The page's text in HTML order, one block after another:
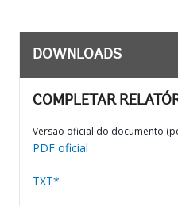
DOWNLOADS
COMPLETAR
Versão oficial do documento
PDF oficial
TXT*